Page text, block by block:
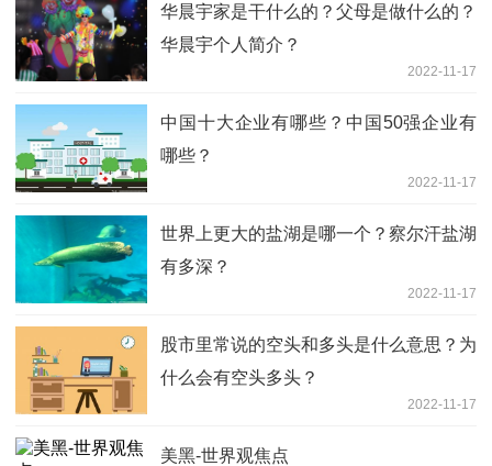
华晨宇家是干什么的？父母是做什么的？
华晨宇个人简介？
2022-11-17
中国十大企业有哪些？中国50强企业有
哪些？
2022-11-17
世界上更大的盐湖是哪一个？察尔汗盐湖
有多深？
2022-11-17
股市里常说的空头和多头是什么意思？为
什么会有空头多头？
2022-11-17
美黑-世界观焦点